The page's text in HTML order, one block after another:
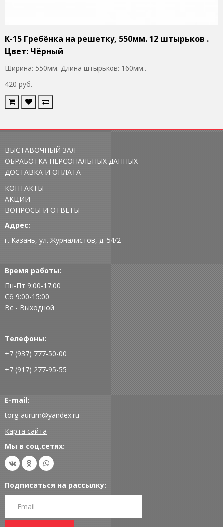
К-15 Гребёнка на решетку, 550мм. 12 штырьков .
Цвет: Чёрный
Ширина: 550мм. Длина штырьков: 160мм..
420 руб.
ВЫСТАВОЧНЫЙ ЗАЛ
ОБРАБОТКА ПЕРСОНАЛЬНЫХ ДАННЫХ
ДОСТАВКА И ОПЛАТА
КОНТАКТЫ
АКЦИИ
ВОПРОСЫ И ОТВЕТЫ
Адрес:
г. Казань, ул. Журналистов, д. 54/2
Время работы:
Пн-Пт 9:00-17:00
Сб 9:00-15:00
Вс - Выходной
Телефоны:
+7 (937) 777-50-00
+7 (917) 277-95-55
E-mail:
torg-aurum@yandex.ru
Карта сайта
Мы в соц.сетях:
Подписаться на рассылку: